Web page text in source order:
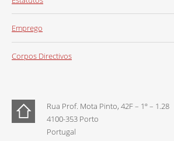
Emprego
Corpos Directivos
Rua Prof. Mota Pinto, 42F – 1º – 1.28
4100-353 Porto
Portugal